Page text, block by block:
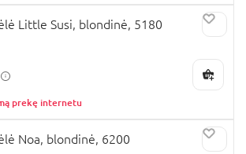
Little Susi, blondinė, 5180
prekę internetu
Noa, blondinė, 6200